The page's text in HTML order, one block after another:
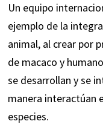
Un equipo
ejemplo de la
animal, al crear por
de macaco y
se desarrollan y se
manera interactúan
especies.